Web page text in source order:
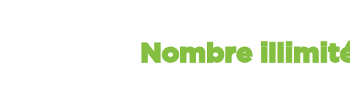
Nombre